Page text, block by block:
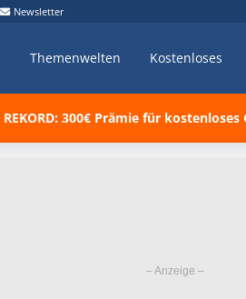
Newsletter
Themenwelten Kostenloses
REKORD: 300€ Prämie für